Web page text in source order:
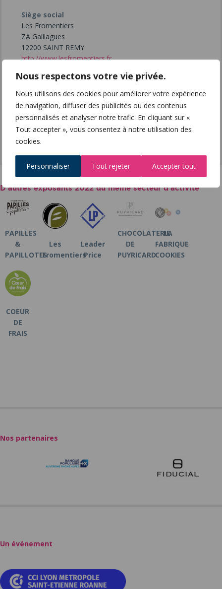
Nous respectons votre vie privée.
Nous utilisons des cookies pour améliorer votre expérience
de navigation, diffuser des publicités ou des contenus
personnalisés et analyser notre trafic. En cliquant sur «
Tout accepter », vous consentez à notre utilisation des
cookies.
Personnaliser Tout rejeter Accepter tout
Siège social
Les Fromentiers
ZA Gaillagues
12200 SAINT REMY
http://www.lesfromentiers.fr
Interlocuteur
Marie Duperrier
Directrice Réseaux
mduperrier@fromentiers.fr
0610346128
Ajouter
à mes favoris
Facebook
TwitterImprimer
D’autres exposants 2022 du même secteur d’activité
PAPILLES
&
PAPILLOTES
Les
Fromentiers
Leader
Price
CHOCOLATERIE
DE
PUYRICARD
LA
FABRIQUE
COOKIES
COEUR
DE
FRAIS
Nos partenaires
Un événement